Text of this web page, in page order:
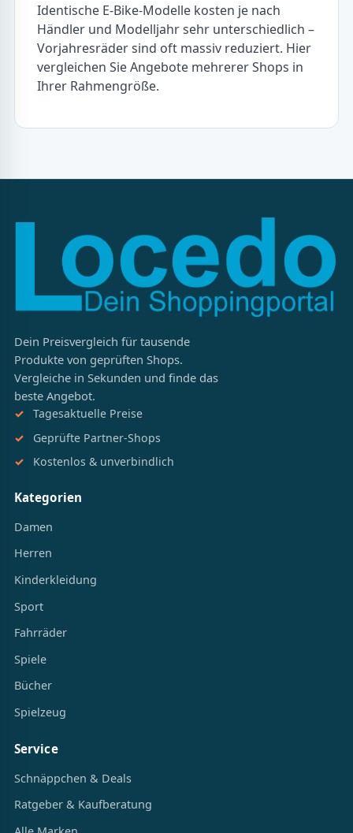
Identische E-Bike-Modelle kosten je nach
Händler und Modelljahr sehr unterschiedlich –
Vorjahresräder sind oft massiv reduziert. Hier
vergleichen Sie Angebote mehrerer Shops in
Ihrer Rahmengröße.
Dein Preisvergleich für tausende
Produkte von geprüften Shops.
Vergleiche in Sekunden und finde das
beste Angebot.
Tagesaktuelle Preise
Geprüfte Partner-Shops
Kostenlos & unverbindlich
Kategorien
Damen
Herren
Kinderkleidung
Sport
Fahrräder
Spiele
Bücher
Spielzeug
Service
Schnäppchen & Deals
Ratgeber & Kaufberatung